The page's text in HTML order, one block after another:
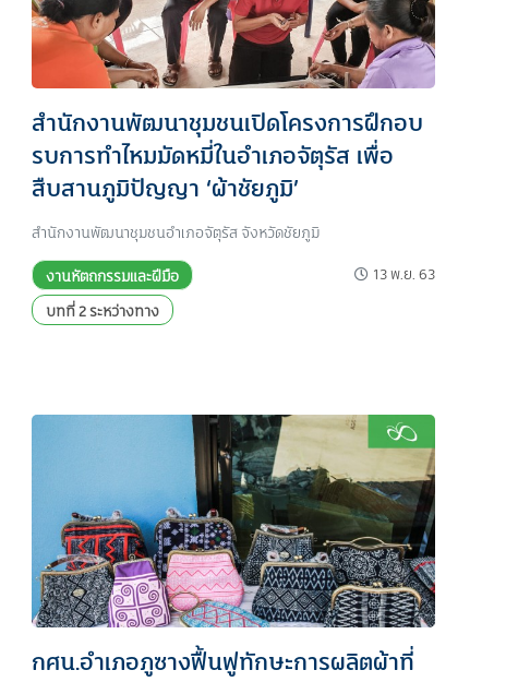
สำนักงานพัฒนาชุมชนเปิดโครงการฝึกอบ
รบการทำไหมมัดหมี่ในอำเภอจัตุรัส เพื่อ
สืบสานภูมิปัญญา ‘ผ้าชัยภูมิ’
สำนักงานพัฒนาชุมชนอำเภอจัตุรัส จังหวัดชัยภูมิ
งานหัตถกรรมและฝีมือ
บทที่ 2 ระหว่างทาง
13 พ.ย. 63
กศน.อำเภอภูซางฟื้นฟูทักษะการผลิตผ้าที่